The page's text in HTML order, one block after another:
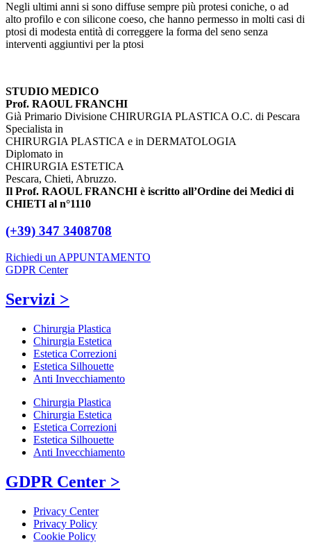
Negli ultimi anni si sono diffuse sempre più protesi coniche, o ad
alto profilo e con silicone coeso, che hanno permesso in molti casi di
ptosi di modesta entità di correggere la forma del seno senza
interventi aggiuntivi per la ptosi
STUDIO MEDICO
Prof. RAOUL FRANCHI
Già Primario Divisione CHIRURGIA PLASTICA O.C. di Pescara
Specialista in
CHIRURGIA PLASTICA e in DERMATOLOGIA
Diplomato in
CHIRURGIA ESTETICA
Pescara, Chieti, Abruzzo.
Il Prof. RAOUL FRANCHI è iscritto all’Ordine dei Medici di
CHIETI al n°1110
(+39) 347 3408708
Richiedi un APPUNTAMENTO
GDPR Center
Servizi >
Chirurgia Plastica
Chirurgia Estetica
Estetica Correzioni
Estetica Silhouette
Anti Invecchiamento
Chirurgia Plastica
Chirurgia Estetica
Estetica Correzioni
Estetica Silhouette
Anti Invecchiamento
GDPR Center >
Privacy Center
Privacy Policy
Cookie Policy